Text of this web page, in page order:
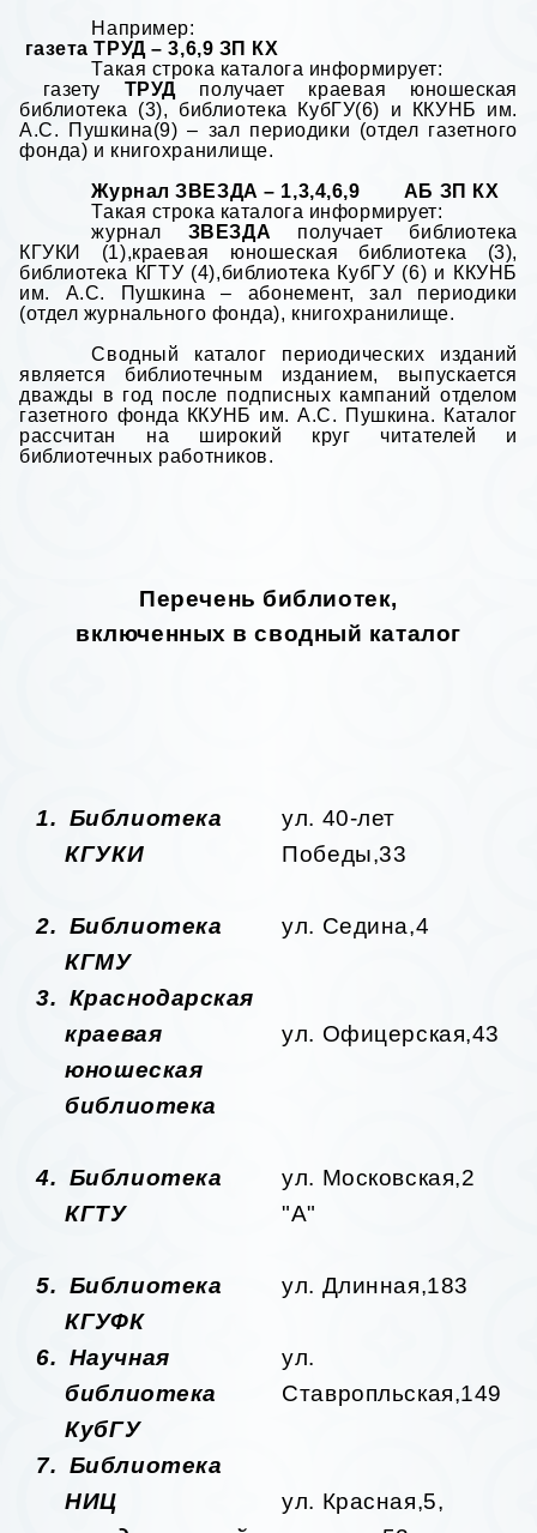
Например:
газета ТРУД – 3,6,9 ЗП КХ
Такая строка каталога информирует:
газету ТРУДполучает краевая юношеская
библиотека (3), библиотека КубГУ(6) и ККУНБ им.
А.С. Пушкина(9) – зал периодики (отдел газетного
фонда) и книгохранилище.
Журнал ЗВЕЗДА – 1,3,4,6,9 АБ ЗП КХ
Такая строка каталога информирует:
журнал ЗВЕЗДА получает библиотека
КГУКИ (1),краевая юношеская библиотека (3),
библиотека КГТУ (4),библиотека КубГУ (6) и ККУНБ
им. А.С. Пушкина – абонемент, зал периодики
(отдел журнального фонда), книгохранилище.
Сводный каталог периодических изданий
является библиотечным изданием, выпускается
дважды в год после подписных кампаний отделом
газетного фонда ККУНБ им. А.С. Пушкина. Каталог
рассчитан на широкий круг читателей и
библиотечных работников.
Перечень библиотек,
включенных в сводный каталог
1. Библиотека
КГУКИ
ул. 40-лет
Победы,33
2. Библиотека
КГМУ
ул. Седина,4
3. Краснодарская
краевая
юношеская
библиотека
ул. Офицерская,43
4. Библиотека
КГТУ
ул. Московская,2
"А"
5. Библиотека
КГУФК
ул. Длинная,183
6. Научная
библиотека
КубГУ
ул.
Ставропльская,149
7. Библиотека
НИЦ
ул. Красная,5,